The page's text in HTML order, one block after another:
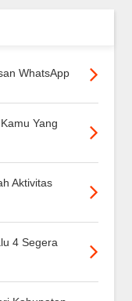
WhatsApp
Yang
Aktivitas
4 Segera